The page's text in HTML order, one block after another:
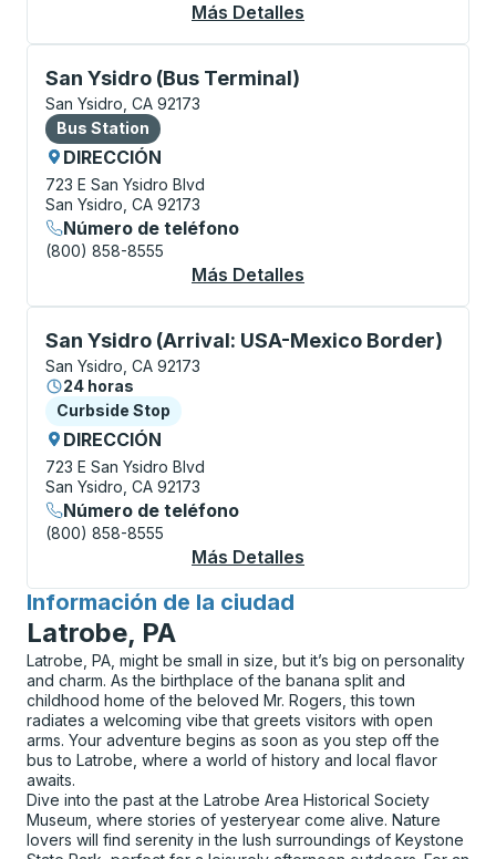
Más Detalles
San Ysidro (Bus Terminal)
Bus Station, utilice las teclas de flecha o la tecla
San Ysidro, CA 92173
Bus Station
Bus Station
DIRECCIÓN
723 E San Ysidro Blvd
San Ysidro, CA 92173
Número de teléfono
(800) 858-8555
Más Detalles
San Ysidro (Arrival: USA-Mexico Border)
Curbside Stop, utilice las teclas de flecha o la tecla
San Ysidro, CA 92173
24 horas
Curbside Stop
Curbside Stop
DIRECCIÓN
723 E San Ysidro Blvd
San Ysidro, CA 92173
Número de teléfono
(800) 858-8555
Más Detalles
Información de la ciudad
para
Latrobe, PA
Latrobe, PA, might be small in size, but it’s big on personality
and charm. As the birthplace of the banana split and
childhood home of the beloved Mr. Rogers, this town
radiates a welcoming vibe that greets visitors with open
arms. Your adventure begins as soon as you step off the
bus to Latrobe, where a world of history and local flavor
awaits.
Dive into the past at the Latrobe Area Historical Society
Museum, where stories of yesteryear come alive. Nature
lovers will find serenity in the lush surroundings of Keystone